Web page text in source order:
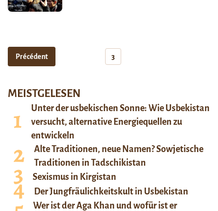
Précédent 3
MEISTGELESEN
Unter der usbekischen Sonne: Wie Usbekistan
versucht, alternative Energiequellen zu
entwickeln
Alte Traditionen, neue Namen? Sowjetische
Traditionen in Tadschikistan
Sexismus in Kirgistan
Der Jungfräulichkeitskult in Usbekistan
Wer ist der Aga Khan und wofür ist er